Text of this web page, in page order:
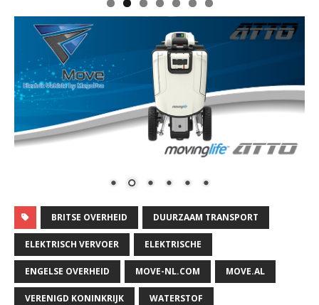
BRITSE OVERHEID DUURZAAM TRANSPORT
ELEKTRISCH VERVOER ELEKTRISCHE
ENGELSE OVERHEID MOVE-NL.COM MOVE.AL
VERENIGD KONINKRIJK WATERSTOF